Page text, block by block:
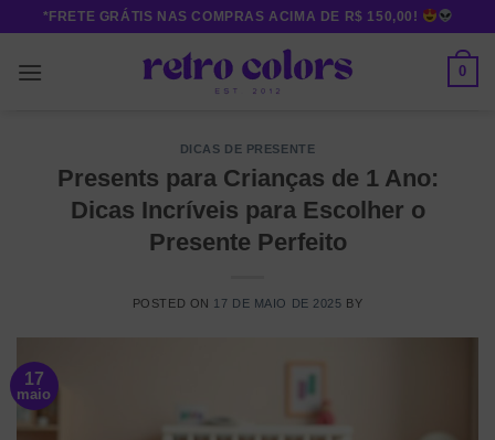
content
*FRETE GRÁTIS NAS COMPRAS ACIMA DE R$ 150,00!
0
DICAS DE PRESENTE
Presents para Crianças de 1 Ano:
Dicas Incríveis para Escolher o
Presente Perfeito
POSTED ON 17 DE MAIO DE 2025 BY
17
maio